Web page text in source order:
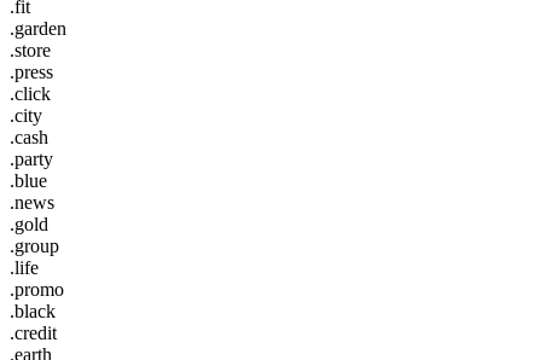
.fit
.garden
.store
.press
.click
.city
.cash
.party
.blue
.news
.gold
.group
.life
.promo
.black
.credit
.earth